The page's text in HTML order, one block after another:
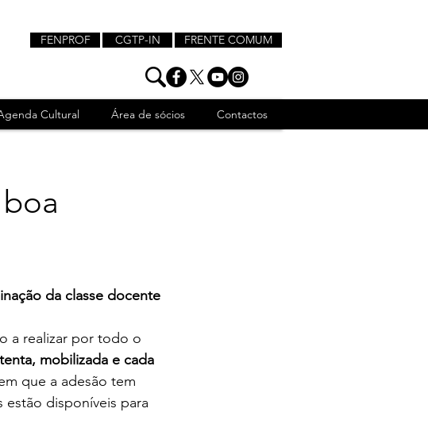
FENPROF CGTP-IN FRENTE COMUM
Cultural Área de sócios Contactos
da classe docente
a realizar por todo o
mobilizada e cada
que a adesão tem
disponíveis para